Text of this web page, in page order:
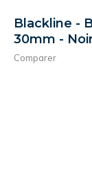
Blackline -
30mm -
Comparer